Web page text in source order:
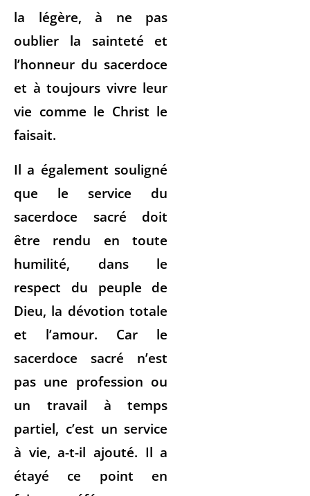
la légère, à ne pas
oublier la sainteté et
l’honneur du sacerdoce
et à toujours vivre leur
vie comme le Christ le
faisait.
Il a également souligné
que le service du
sacerdoce sacré doit
être rendu en toute
humilité, dans le
respect du peuple de
Dieu, la dévotion totale
et l’amour. Car le
sacerdoce sacré n’est
pas une profession ou
un travail à temps
partiel, c’est un service
à vie, a-t-il ajouté. Il a
étayé ce point en